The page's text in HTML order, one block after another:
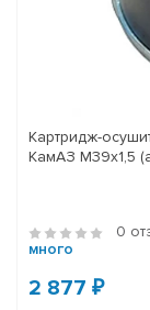
Картридж-
КамАЗ M39x1,5
0
много
2 877 ₽